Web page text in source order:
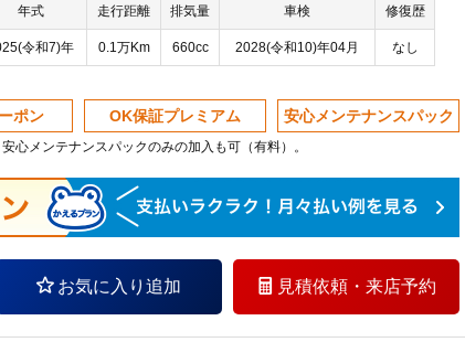
年式 走行距離 排気量 車検 修復歴
令和7)年 0.1万Km 660cc 2028(令和10)年04月 なし
ポン OK保証プレミアム 安心メンテナンスパック
メンテナンスパックのみの加入も可（有料）。
お気に入り追加 見積依頼・ 来店予約